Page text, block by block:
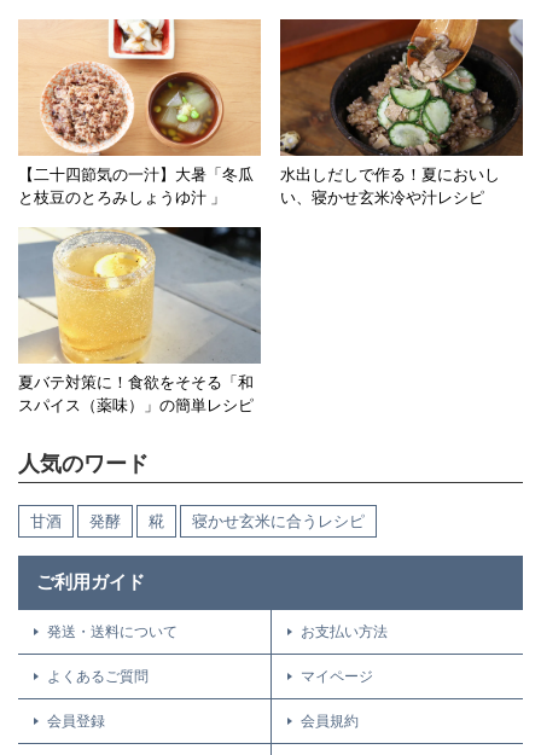
【二十四節気の一汁】大暑「冬瓜
と枝豆のとろみしょうゆ汁 」
水出しだしで作る！夏においし
い、寝かせ玄米冷や汁レシピ
夏バテ対策に！食欲をそそる「和
スパイス（薬味）」の簡単レシピ
人気のワード
甘酒 発酵 糀 寝かせ玄米に合うレシピ
ご利用ガイド
発送・送料について お支払い方法
よくあるご質問 マイページ
会員登録 会員規約